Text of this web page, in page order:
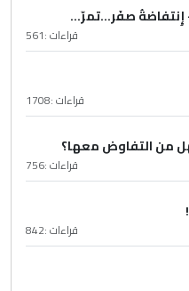
إِنتفاضةُ صفَر…تمرّ...
قراءات :561
قراءات :1708
من التفاوض معها؟
قراءات :756
قراءات :842